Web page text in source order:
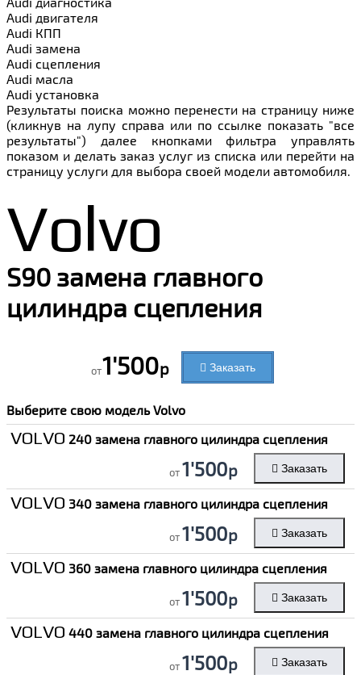
Audi двигателя
Audi КПП
Audi замена
Audi сцепления
Audi масла
Audi установка
Результаты поиска можно перенести на страницу ниже
(кликнув на лупу справа или по ссылке показать "все
результаты") далее кнопками фильтра управлять
показом и делать заказ услуг из списка или перейти на
страницу услуги для выбора своей модели автомобиля.
Volvo
S90 замена главного
цилиндра сцепления
от1'500р Заказать
Выберите свою модельVolvo
VOLVO 240 замена главного цилиндра сцепления
от1'500р Заказать
VOLVO 340 замена главного цилиндра сцепления
от1'500р Заказать
VOLVO 360 замена главного цилиндра сцепления
от1'500р Заказать
VOLVO 440 замена главного цилиндра сцепления
от1'500р Заказать